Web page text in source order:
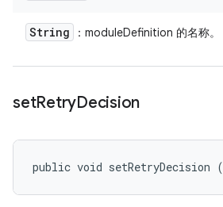
String ：moduleDefinition 的名称。
setRetryDecision
public void setRetryDecision (